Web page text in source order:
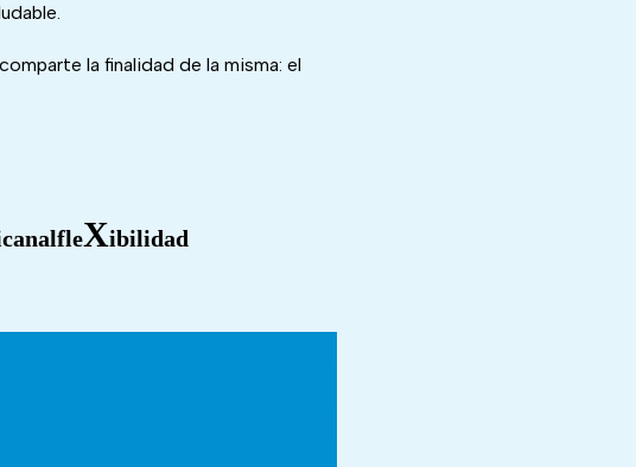
la finalidad de la misma: el
fleXibilidad